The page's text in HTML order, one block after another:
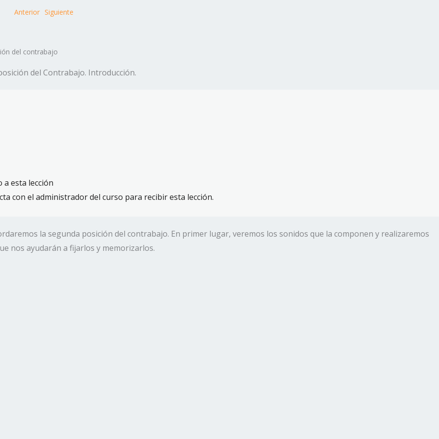
Anterior Siguiente
del contrabajo
del Contrabajo. Introducción.
a esta lección
con el administrador del curso para recibir esta lección.
la segunda posición del contrabajo. En primer lugar, veremos los sonidos que la componen y realizaremos
nos ayudarán a fijarlos y memorizarlos.